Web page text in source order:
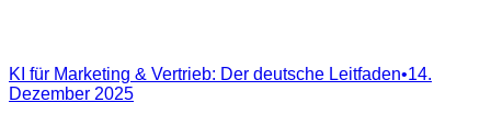
KI für Marketing & Vertrieb: Der deutsche Leitfaden•14.
Dezember 2025